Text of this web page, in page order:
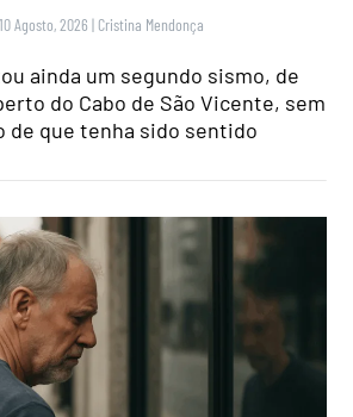
Agosto, 2026 | Cristina Mendonça
ainda um segundo sismo, de
do Cabo de São Vicente, sem
de que tenha sido sentido